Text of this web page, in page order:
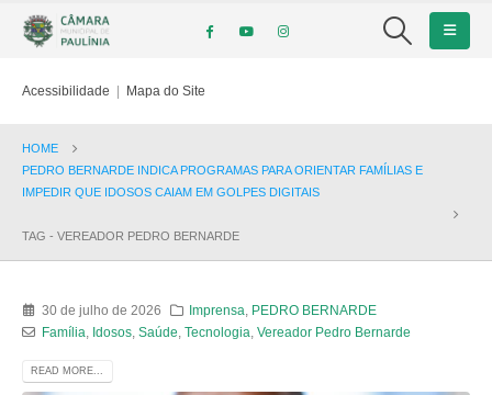
Acessibilidade | Mapa do Site
HOME
PEDRO BERNARDE INDICA PROGRAMAS PARA ORIENTAR FAMÍLIAS E
IMPEDIR QUE IDOSOS CAIAM EM GOLPES DIGITAIS
TAG - VEREADOR PEDRO BERNARDE
30 de julho de 2026 Imprensa
PEDRO BERNARDE
Família
Idosos, Saúde Tecnologia Vereador Pedro Bernarde
READ MORE...